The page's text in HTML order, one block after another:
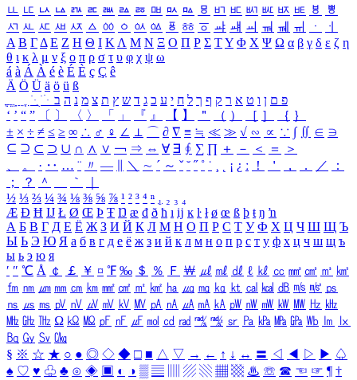
ㅥ ㅦ ㅧ ㅨ ㅩ ㅪ ㅫ ㅬ ㅭ ㅮ ㅯ ㅰ ㅱ ㅲ ㅳ ㅴ ㅵ ㅶ ㅷ ㅸ
ㅹ
ㅺ ㅻ ㅼ ㅽ ㅾ ㅿ ㆀ ㆁ ㆂ ㆃ ㆄ ㆅ ㆆ ㆇ ㆈ ㆉ ㆊ ㆋ ㆌ ㆍ
ㆎ
Α Β ΓΔ Ε Ζ Η Θ Ι ΚΛ Μ Ν Ξ Ο Π Ρ Σ ΤΥ Φ Χ Ψ Ω α β γ δ ε ζ η
θ ι κ λ μ ν ξ ο π ρ σ τ υ φ χ ψ ω
á à Á À é è É È ç Ç ê
Ä Ö Ü ä ö ü ß
ִֶֹ ֻּ ׁׂ פ ם ן ו ט א ר ק ף ך ל ח י ע כ ג ד ש ץ ת צ מ נ ה ב
‘ ’ “ ” 〔 〕 〈 〉 「 」 『 』 【 】 ＂ （ ） ［ ］ ｛ ｝
± × ÷ ≠ ≤ ≥ ∞ ∴ ♂ ♀ ∠ ⊥ ⌒ ∂ ∇ ≡ ≒ ≪ ≫ √ ∽ ∝ ∵ ∫ ∬ ∈ ∋
⊆ ⊇ ⊂ ⊃ ∪ ∩ ∧ ∨ ￢ ⇒ ⇔ ∀ ∃ ∮ ∑ ∏ ＋ － ＜ ＝
＞
、
。 · ‥ … ¨ 〃 ― ＼ ∼ ´ ～ ˇ ˘ ˝ ˚ ˙ ¸ ¡ ¿ ː ！ ＇ ， ． ／
：
；
？ ＾ ｀
½ ⅓ ⅔ ¼ ¾ ⅛ ⅜ ⅝ ⅞ ¹ ² ³ ⁴ ⁿ ₁ ₂ ₃ ₄
Æ Ð Ħ Ĳ Ł Ø Œ Þ Ŧ Ŋ æ đ ð ħ ı ĳ ĸ ŀ ł ø œ ß þ ŧ ŋ ŉ
А Б В Г Д Е Ё Ж З И Й К Л М Н О П Р С Т У Ф Х Ц Ч Ш Щ Ъ
Ы Ь Э Ю Я а б в г д е ё ж з и й к л м н о п р с т у ф х ц ч ш щ ъ
ы ь э ю я
′ ″ ℃ Å ￠ ￡ ￥ ¤ ℉ ‰ ＄ ％ Ｆ ￦ ㎕ ㎖ ㎗ ℓ ㎘ ㏄ ㎣ ㎤ ㎥ ㎦
㎙ ㎚ ㎛ ㎜ ㎝ ㎞ ㎟ ㎠ ㎡ ㎢ ㏊ ㎍ ㎎ ㎏ ㏏ ㎈ ㎉ ㏈ ㎧ ㎨ ㎰
㎱ ㎲ ㎳ ㎴ ㎵ ㎶ ㎷ ㎸ ㎹ ㎀ ㎁ ㎂ ㎃ ㎄ ㎺ ㎻ ㎽ ㎾ ㎿ ㎐ ㎑
㎒ ㎓ ㎔ Ω ㏀ ㏁ ㎊ ㎋ ㎌ ㏖ ㏅ ㎭ ㎮ ㎯ ㏛ ㎩ ㎪ ㎫ ㎬ ㏝ ㏐
㏓
㏃ ㏉ ㏜ ㏆
§ ※ ☆ ★ ○ ● ◎ ◇ ◆ □ ■ △ ▽ → ← ↑ ↓ ↔ 〓 ◁ ◀ ▷ ▶ ♤
♠ ♡ ♥ ♧ ♣ ⊙ ◈ ▣ ◐ ◑ ▒ ▤ ▨ ▧ ▦ ▩ ♨ ☏ ☎ ☜ ☞ ¶ †